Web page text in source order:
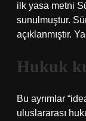
ilk yasa metni
sunulmuştur.
açıklanmıştır.
Hukuk
Bu ayrımlar
uluslararası